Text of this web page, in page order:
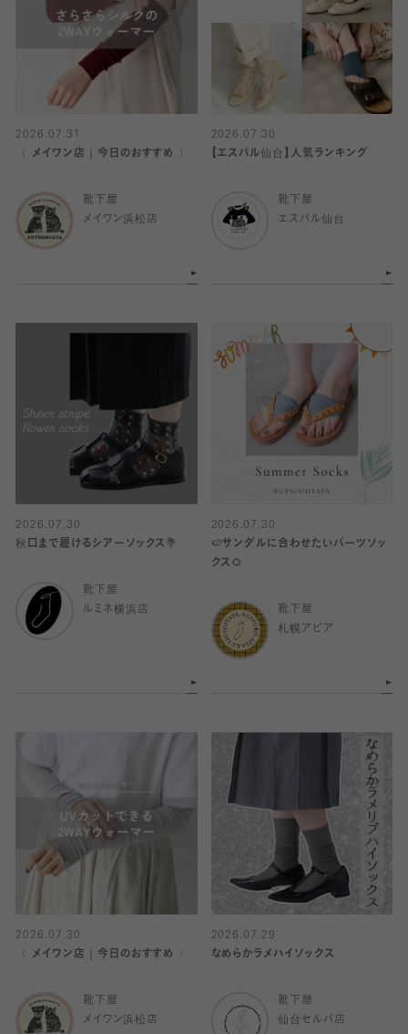
2026.07.31
〈 メイワン店｜今日のおすすめ 〉
靴下屋
メイワン浜松店
2026.07.30
【エスパル仙台】人気ランキング
靴下屋
エスパル仙台
2026.07.30
秋口まで履けるシアーソックス💐
靴下屋
ルミネ横浜店
2026.07.30
🍉サンダルに合わせたいパーツソッ
クス🌻
靴下屋
札幌アピア
2026.07.30
〈 メイワン店｜今日のおすすめ 〉
靴下屋
メイワン浜松店
2026.07.29
なめらかラメハイソックス
靴下屋
仙台セルバ店